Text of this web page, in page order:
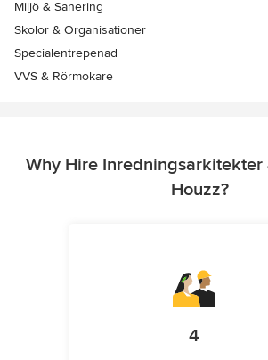
Miljö & Sanering
Skolor & Organisationer
Specialentrepenad
VVS & Rörmokare
Why Hire Inredningsarkitekter
Houzz?
4